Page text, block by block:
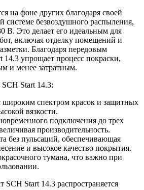
на фоне других благодаря своей
безвоздушного распыления,
В. Это делает его идеальным для
включая отделку помещений и
Благодаря передовым
14.3 упрощает процесс покраски,
и менее затратным.
Start 14.3:
широким спектром красок и защитных
вязкости.
подключения до трех
производительность.
без пульсаций, обеспечивающая
и высокое качество покрытия.
тумана, что важно при
Start 14.3 распространяется